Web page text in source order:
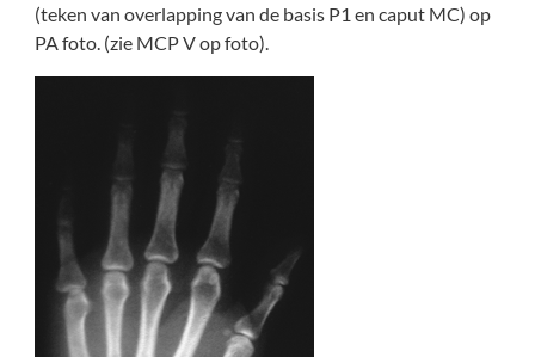
(teken van overlapping van de basis P1 en caput MC) op
PA foto. (zie MCP V op foto).